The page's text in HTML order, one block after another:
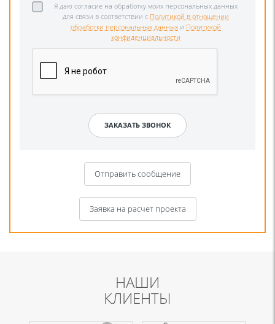
Я даю согласие на обработку моих персональных данных
для связи в соответствии с Политикой в отношении
обработки персональных данных и Политикой
конфиденциальности
Отправить сообщение
Заявка на расчет проекта
НАШИ
КЛИЕНТЫ